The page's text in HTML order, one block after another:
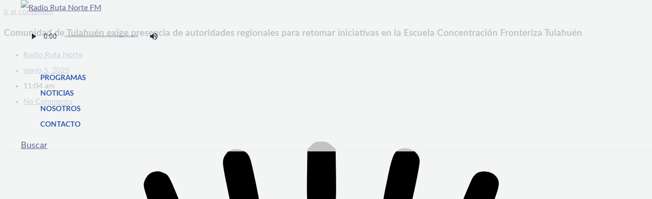
Ir al contenido
PROGRAMAS
NOTICIAS
NOSOTROS
CONTACTO
Buscar
Comunidad de Tulahuén exige presencia de autoridades regionales para retomar iniciativas en la Escuela Concentración Fronteriza Tulahuén
Radio Ruta Norte
mayo 5, 2025
11:04 am
No Comments